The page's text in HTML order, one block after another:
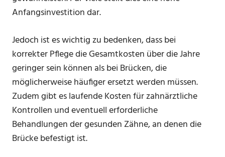
Anfangsinvestition dar.
Jedoch ist es wichtig zu bedenken, dass bei
korrekter Pflege die Gesamtkosten über die Jahre
geringer sein können als bei Brücken, die
möglicherweise häufiger ersetzt werden müssen.
Zudem gibt es laufende Kosten für zahnärztliche
Kontrollen und eventuell erforderliche
Behandlungen der gesunden Zähne, an denen die
Brücke befestigt ist.